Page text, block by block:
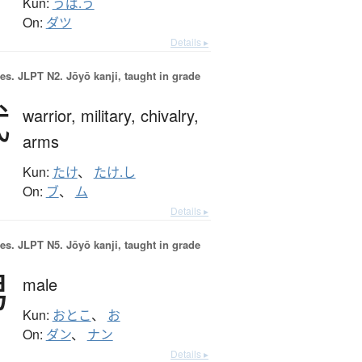
On: ダツ
Details ▸
JLPT N2. Jōyō kanji, taught in grade
warrior, military, chivalry,
arms
Kun: たけ、 たけ.し
On: ブ、 ム
Details ▸
JLPT N5. Jōyō kanji, taught in grade
male
Kun: おとこ、 お
On: ダン、 ナン
Details ▸